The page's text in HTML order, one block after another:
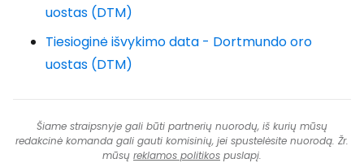
uostas (DTM)
Tiesioginė išvykimo data - Dortmundo oro
uostas (DTM)
Šiame straipsnyje gali būti partnerių nuorodų, iš kurių mūsų
redakcinė komanda gali gauti komisinių, jei spustelėsite nuorodą. Žr.
mūsų reklamos politikos puslapį.